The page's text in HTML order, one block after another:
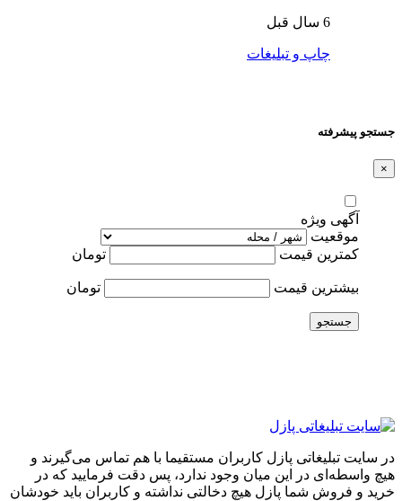
6 سال قبل
چاپ و تبلیغات
جستجو پیشرفته
×
آگهی ویژه
موقعیت
کمترین قیمت
تومان
بیشترین قیمت تومان
جستجو
در سایت تبلیغاتی پازل کاربران مستقیما با هم تماس می‌گیرند و
هیچ واسطه‌ای در این میان وجود ندارد، پس دقت فرمایید که در
خرید و فروشِ شما پازل هیچ دخالتی نداشته و کاربران باید خودشان